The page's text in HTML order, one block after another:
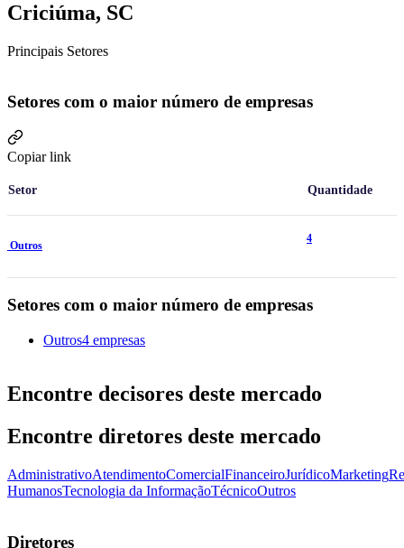
Criciúma, SC
Principais Setores
Setores com o maior número de empresas
Copiar link
Setor Quantidade
Outros
4
Setores com o maior número de empresas
Outros4 empresas
Encontre decisores deste mercado
Encontre diretores deste mercado
AdministrativoAtendimentoComercialFinanceiroJurídicoMarketing
HumanosTecnologia da InformaçãoTécnicoOutros
Diretores